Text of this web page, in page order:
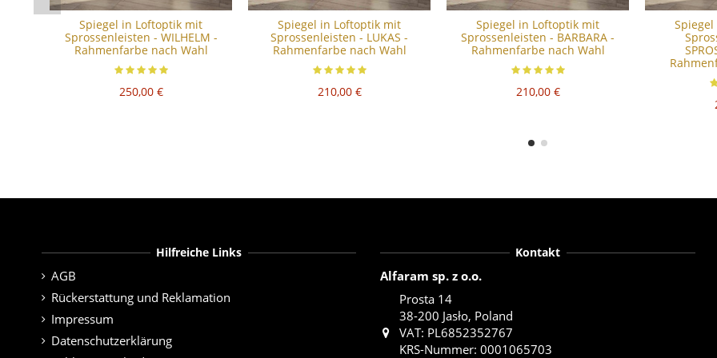
Spiegel in Loftoptik mit
Sprossenleisten - WILHELM -
Rahmenfarbe nach Wahl
250,00 €
Spiegel in Loftoptik mit
Sprossenleisten - LUKAS -
Rahmenfarbe nach Wahl
210,00 €
Spiegel in Loftoptik mit
Sprossenleisten - BARBARA -
Rahmenfarbe nach Wahl
210,00 €
Hilfreiche Links
AGB
Rückerstattung und Reklamation
Impressum
Datenschutzerklärung
Kontakt
Alfaram sp. z o.o.
Prosta 14
38-200 Jasło, Poland
VAT: PL6852352767
KRS-Nummer: 0001065703